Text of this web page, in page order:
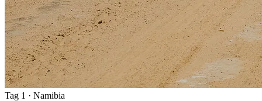
Tag 1 · Namibia